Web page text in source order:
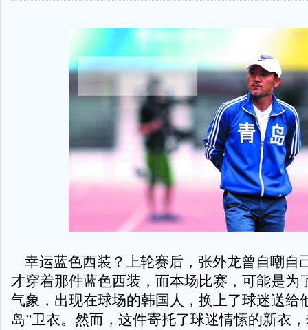
幸运蓝色西装？上轮赛后，张外龙曾自嘲自
才穿着那件蓝色西装，而本场比赛，可能是为
气象，出现在球场的韩国人，换上了球迷送给
岛”卫衣。然而，这件寄托了球迷情愫的新衣